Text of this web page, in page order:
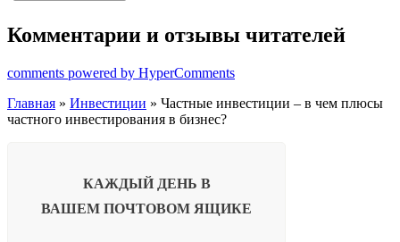
Комментарии и отзывы читателей
comments powered by HyperComments
Главная » Инвестиции » Частные инвестиции – в чем плюсы
частного инвестирования в бизнес?
КАЖДЫЙ ДЕНЬ В
ВАШЕМ ПОЧТОВОМ ЯЩИКЕ